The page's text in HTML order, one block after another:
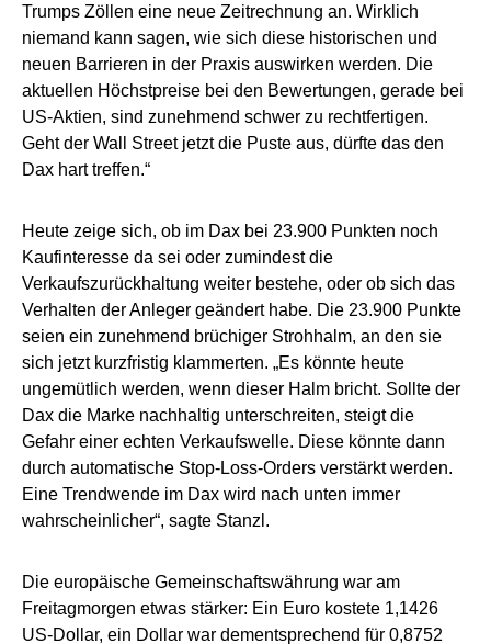
Trumps Zöllen eine neue Zeitrechnung an. Wirklich
niemand kann sagen, wie sich diese historischen und
neuen Barrieren in der Praxis auswirken werden. Die
aktuellen Höchstpreise bei den Bewertungen, gerade bei
US-Aktien, sind zunehmend schwer zu rechtfertigen.
Geht der Wall Street jetzt die Puste aus, dürfte das den
Dax hart treffen.“
Heute zeige sich, ob im Dax bei 23.900 Punkten noch
Kaufinteresse da sei oder zumindest die
Verkaufszurückhaltung weiter bestehe, oder ob sich das
Verhalten der Anleger geändert habe. Die 23.900 Punkte
seien ein zunehmend brüchiger Strohhalm, an den sie
sich jetzt kurzfristig klammerten. „Es könnte heute
ungemütlich werden, wenn dieser Halm bricht. Sollte der
Dax die Marke nachhaltig unterschreiten, steigt die
Gefahr einer echten Verkaufswelle. Diese könnte dann
durch automatische Stop-Loss-Orders verstärkt werden.
Eine Trendwende im Dax wird nach unten immer
wahrscheinlicher“, sagte Stanzl.
Die europäische Gemeinschaftswährung war am
Freitagmorgen etwas stärker: Ein Euro kostete 1,1426
US-Dollar, ein Dollar war dementsprechend für 0,8752